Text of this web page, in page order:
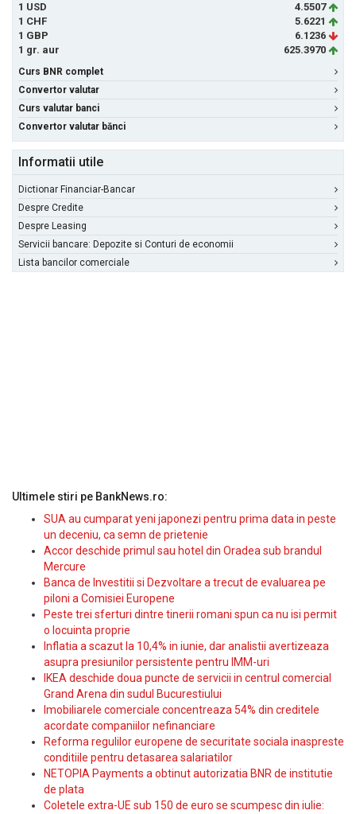
1 USD
4.5507
1 CHF
5.6221
1 GBP
6.1236
1 gr. aur
625.3970
Curs BNR complet
Convertor valutar
Curs valutar banci
Convertor valutar bănci
Informatii utile
Dictionar Financiar-Bancar
Despre Credite
Despre Leasing
Servicii bancare: Depozite si Conturi de economii
Lista bancilor comerciale
Ultimele stiri pe BankNews.ro:
SUA au cumparat yeni japonezi pentru prima data in peste
un deceniu, ca semn de prietenie
Accor deschide primul sau hotel din Oradea sub brandul
Mercure
Banca de Investitii si Dezvoltare a trecut de evaluarea pe
piloni a Comisiei Europene
Peste trei sferturi dintre tinerii romani spun ca nu isi permit
o locuinta proprie
Inflatia a scazut la 10,4% in iunie, dar analistii avertizeaza
asupra presiunilor persistente pentru IMM-uri
IKEA deschide doua puncte de servicii in centrul comercial
Grand Arena din sudul Bucurestiului
Imobiliarele comerciale concentreaza 54% din creditele
acordate companiilor nefinanciare
Reforma regulilor europene de securitate sociala inaspreste
conditiile pentru detasarea salariatilor
NETOPIA Payments a obtinut autorizatia BNR de institutie
de plata
Coletele extra-UE sub 150 de euro se scumpesc din iulie: